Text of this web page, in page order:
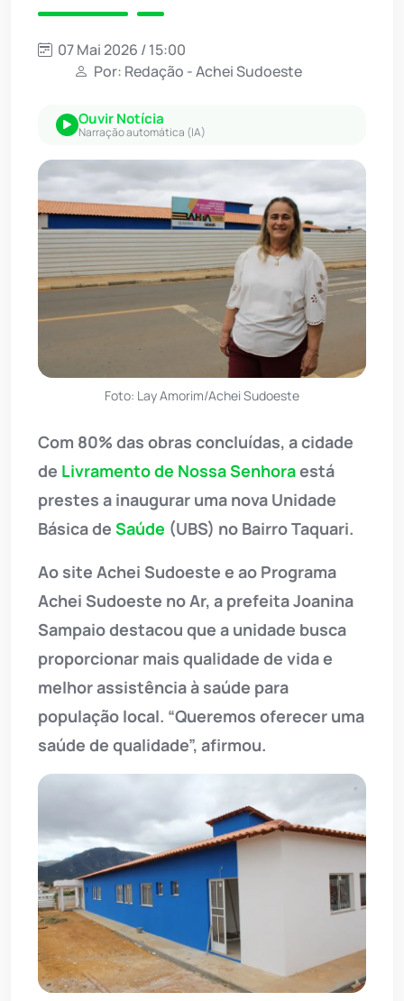
07 Mai 2026 / 15:00
Por: Redação - Achei Sudoeste
Ouvir Notícia
Narração automática (IA)
Foto: Lay Amorim/Achei Sudoeste
Com 80% das obras concluídas, a cidade
de Livramento de Nossa Senhoraestá
prestes a inaugurar uma nova Unidade
Básica de Saúde (UBS) no Bairro Taquari.
Ao site Achei Sudoeste e ao Programa
Achei Sudoeste no Ar, a prefeita Joanina
Sampaio destacou que a unidade busca
proporcionar mais qualidade de vida e
melhor assistência à saúde para
população local. “Queremos oferecer uma
saúde de qualidade”, afirmou.